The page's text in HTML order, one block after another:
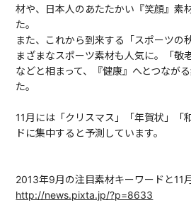
材や、日本人のあたたかい『笑顔』素
た。
また、これから到来する「スポーツの
まざまなスポーツ素材も人気に。「敬
などと相まって、『健康』へとつなが
た。
11月には「クリスマス」「年賀状」「
ドに集中すると予測しています。
2013年9月の注目素材キーワードと11
http://news.pixta.jp/?p=8633